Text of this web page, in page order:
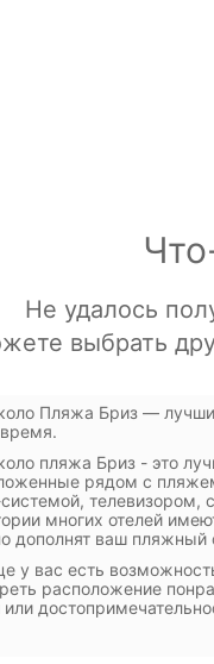
Пляжа Бриз —
пляжа Бриз - это
рядом с
телевизором,
многих отелей
дополнят ваш пляжный
у вас есть
расположение